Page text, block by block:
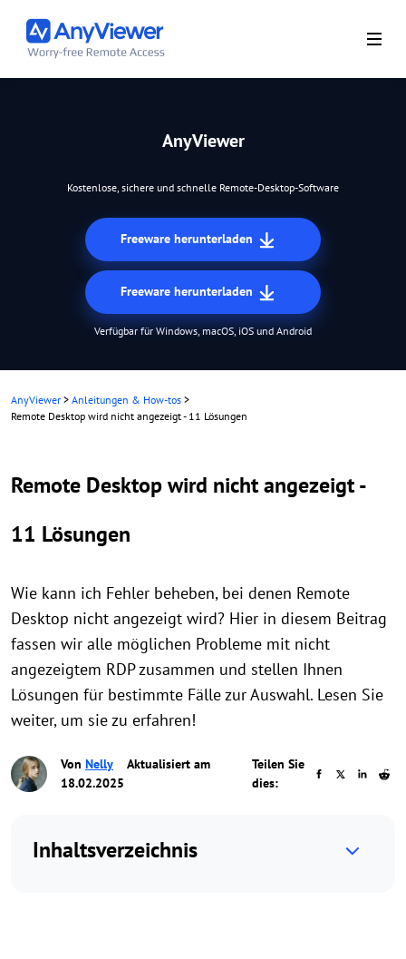
AnyViewer
Kostenlose, sichere und schnelle Remote-Desktop-Software
Freeware herunterladen
Freeware herunterladen
Verfügbar für Windows, macOS, iOS und Android
AnyViewer > Anleitungen & How-tos >
Remote Desktop wird nicht angezeigt - 11 Lösungen
Remote Desktop wird nicht angezeigt -
11 Lösungen
Wie kann ich Fehler beheben, bei denen Remote
Desktop nicht angezeigt wird? Hier in diesem Beitrag
fassen wir alle möglichen Probleme mit nicht
angezeigtem RDP zusammen und stellen Ihnen
Lösungen für bestimmte Fälle zur Auswahl. Lesen Sie
weiter, um sie zu erfahren!
Von Nelly
Aktualisiert am
18.02.2025
Teilen Sie
dies:
Inhaltsverzeichnis